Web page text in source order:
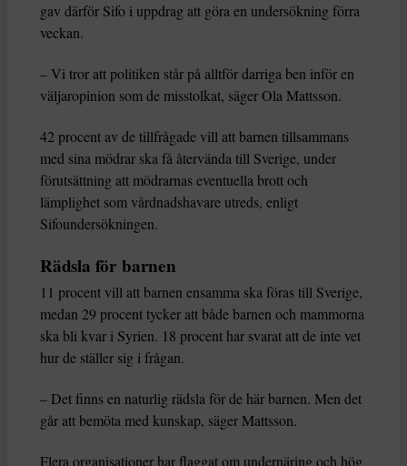
gav därför Sifo i uppdrag att göra en undersökning förra
veckan.
– Vi tror att politiken står på alltför darriga ben inför en
väljaropinion som de misstolkat, säger Ola Mattsson.
42 procent av de tillfrågade vill att barnen tillsammans
med sina mödrar ska få återvända till Sverige, under
förutsättning att mödrarnas eventuella brott och
lämplighet som vårdnadshavare utreds, enligt
Sifoundersökningen.
Rädsla för barnen
11 procent vill att barnen ensamma ska föras till Sverige,
medan 29 procent tycker att både barnen och mammorna
ska bli kvar i Syrien. 18 procent har svarat att de inte vet
hur de ställer sig i frågan.
– Det finns en naturlig rädsla för de här barnen. Men det
går att bemöta med kunskap, säger Mattsson.
Flera organisationer har flaggat om undernäring och hög